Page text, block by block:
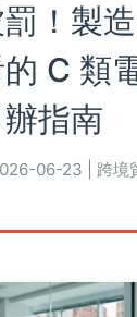
！製
C 類
指南
06-23 | 跨境